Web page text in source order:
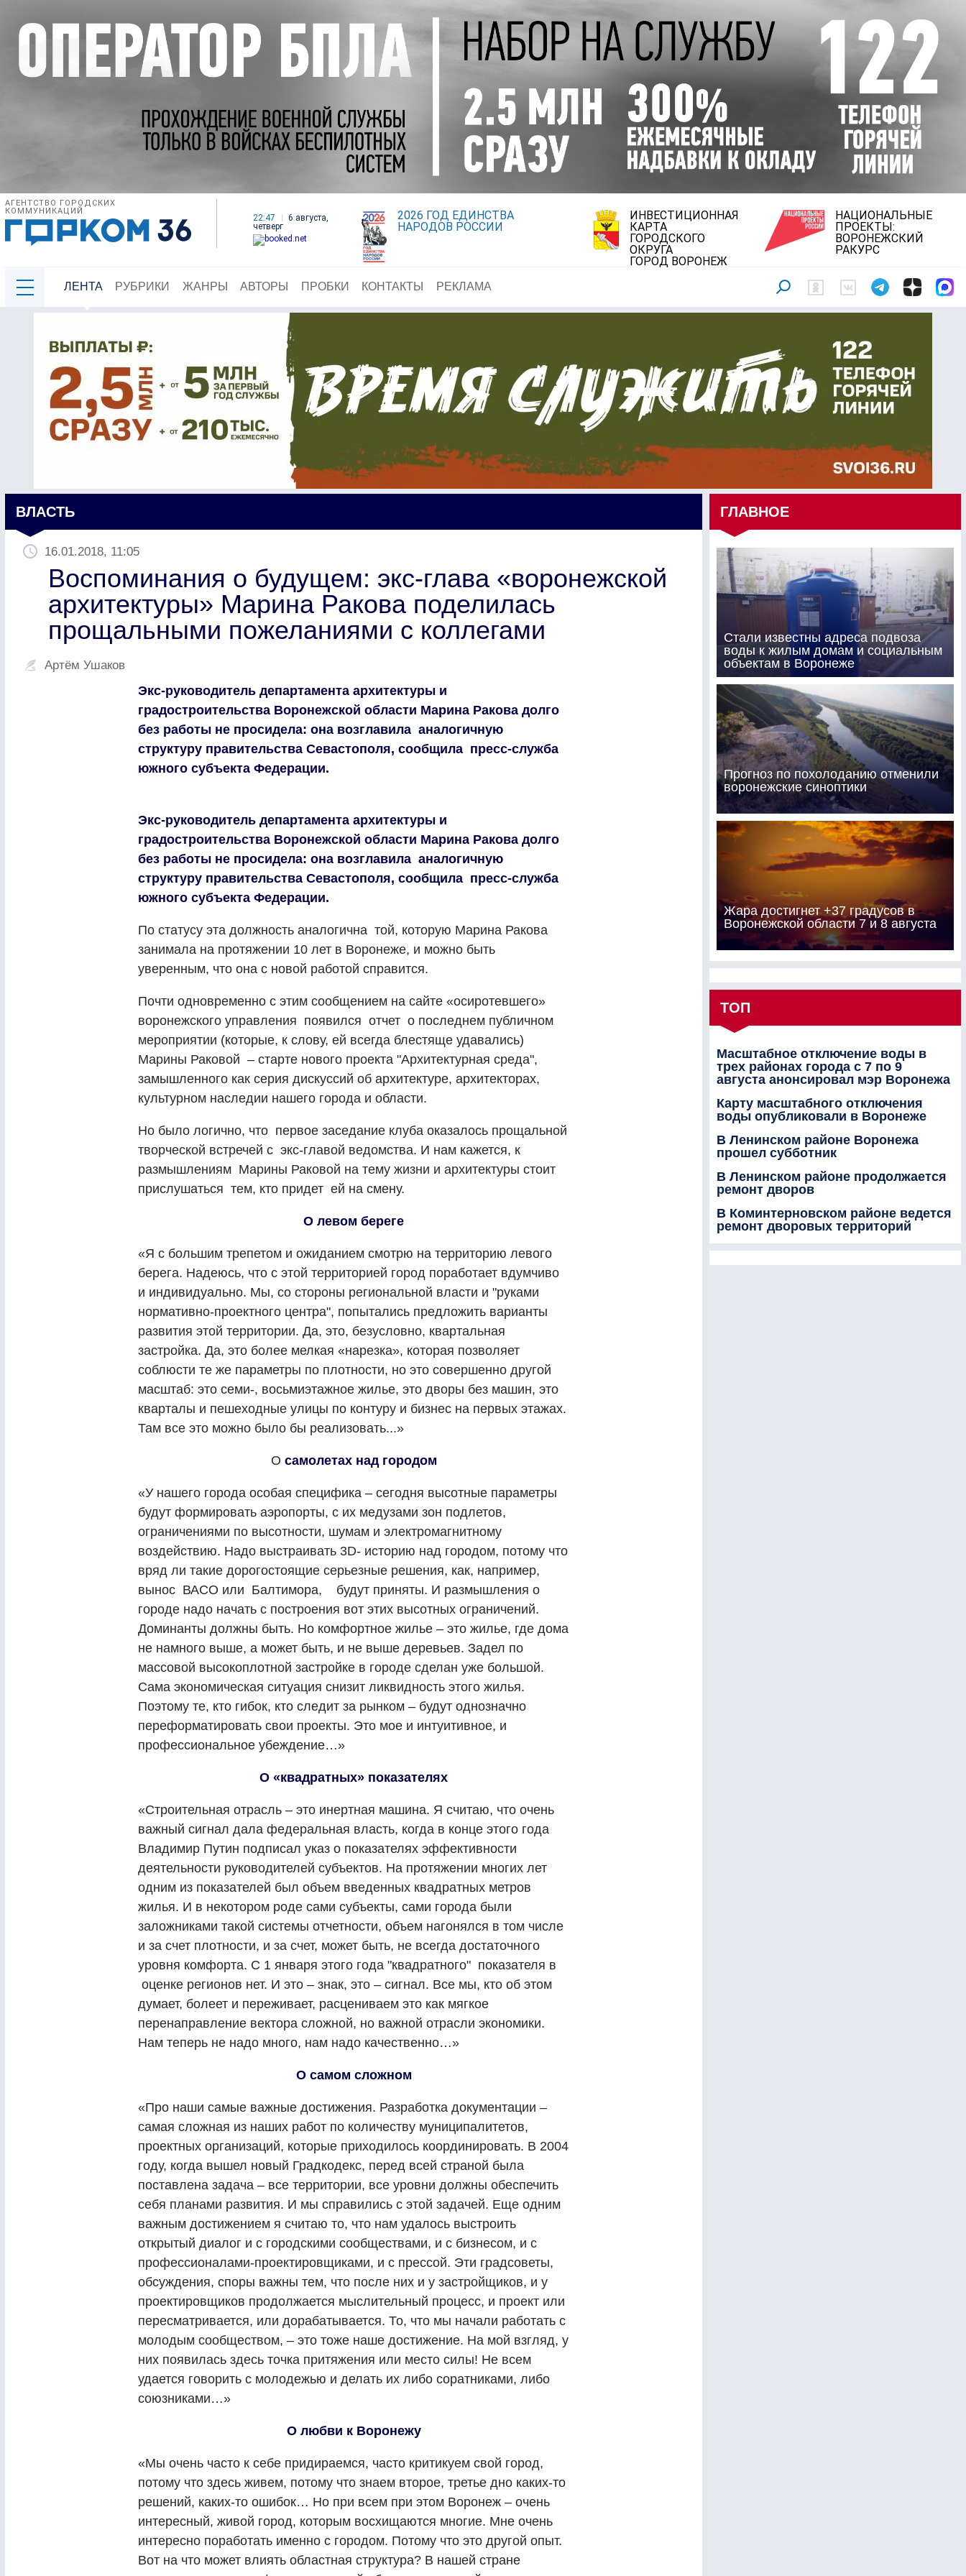
АГЕНТСТВО ГОРОДСКИХ
КОММУНИКАЦИЙ
22:47
6 августа,
четверг
2026 ГОД ЕДИНСТВА
НАРОДОВ РОССИИ
ИНВЕСТИЦИОННАЯ
КАРТА
ГОРОДСКОГО
ОКРУГА
ГОРОД ВОРОНЕЖ
НАЦИОНАЛЬНЫЕ
ПРОЕКТЫ:
ВОРОНЕЖСКИЙ
РАКУРС
ЛЕНТА РУБРИКИ ЖАНРЫ АВТОРЫ ПРОБКИ КОНТАКТЫ РЕКЛАМА
ВЛАСТЬ
16.01.2018, 11:05
Воспоминания о будущем: экс-глава «воронежской
архитектуры» Марина Ракова поделилась
прощальными пожеланиями с коллегами
Артём Ушаков
Экс-руководитель департамента архитектуры и
градостроительства Воронежской области Марина Ракова долго
без работы не просидела: она возглавила аналогичную
структуру правительства Севастополя, сообщила пресс-служба
южного субъекта Федерации.
Экс-руководитель департамента архитектуры и
градостроительства Воронежской области Марина Ракова долго
без работы не просидела: она возглавила аналогичную
структуру правительства Севастополя, сообщила пресс-служба
южного субъекта Федерации.
По статусу эта должность аналогична той, которую Марина Ракова
занимала на протяжении 10 лет в Воронеже, и можно быть
уверенным, что она с новой работой справится.
Почти одновременно с этим сообщением на сайте «осиротевшего»
воронежского управления появился отчет о последнем публичном
мероприятии (которые, к слову, ей всегда блестяще удавались)
Марины Раковой – старте нового проекта "Архитектурная среда",
замышленного как серия дискуссий об архитектуре, архитекторах,
культурном наследии нашего города и области.
Но было логично, что первое заседание клуба оказалось прощальной
творческой встречей с экс-главой ведомства. И нам кажется, к
размышлениям Марины Раковой на тему жизни и архитектуры стоит
прислушаться тем, кто придет ей на смену.
О левом береге
«Я с большим трепетом и ожиданием смотрю на территорию левого
берега. Надеюсь, что с этой территорией город поработает вдумчиво
и индивидуально. Мы, со стороны региональной власти и "руками
нормативно-проектного центра", попытались предложить варианты
развития этой территории. Да, это, безусловно, квартальная
застройка. Да, это более мелкая «нарезка», которая позволяет
соблюсти те же параметры по плотности, но это совершенно другой
масштаб: это семи-, восьмиэтажное жилье, это дворы без машин, это
кварталы и пешеходные улицы по контуру и бизнес на первых этажах.
Там все это можно было бы реализовать...»
О самолетах над городом
«У нашего города особая специфика – сегодня высотные параметры
будут формировать аэропорты, с их медузами зон подлетов,
ограничениями по высотности, шумам и электромагнитному
воздействию. Надо выстраивать 3D- историю над городом, потому что
вряд ли такие дорогостоящие серьезные решения, как, например,
вынос ВАСО или Балтимора, будут приняты. И размышления о
городе надо начать с построения вот этих высотных ограничений.
Доминанты должны быть. Но комфортное жилье – это жилье, где дома
не намного выше, а может быть, и не выше деревьев. Задел по
массовой высокоплотной застройке в городе сделан уже большой.
Сама экономическая ситуация снизит ликвидность этого жилья.
Поэтому те, кто гибок, кто следит за рынком – будут однозначно
переформатировать свои проекты. Это мое и интуитивное, и
профессиональное убеждение…»
О «квадратных» показателях
«Строительная отрасль – это инертная машина. Я считаю, что очень
важный сигнал дала федеральная власть, когда в конце этого года
Владимир Путин подписал указ о показателях эффективности
деятельности руководителей субъектов. На протяжении многих лет
одним из показателей был объем введенных квадратных метров
жилья. И в некотором роде сами субъекты, сами города были
заложниками такой системы отчетности, объем нагонялся в том числе
и за счет плотности, и за счет, может быть, не всегда достаточного
уровня комфорта. С 1 января этого года "квадратного" показателя в
оценке регионов нет. И это – знак, это – сигнал. Все мы, кто об этом
думает, болеет и переживает, расцениваем это как мягкое
перенаправление вектора сложной, но важной отрасли экономики.
Нам теперь не надо много, нам надо качественно…»
О самом сложном
«Про наши самые важные достижения. Разработка документации –
самая сложная из наших работ по количеству муниципалитетов,
проектных организаций, которые приходилось координировать. В 2004
году, когда вышел новый Градкодекс, перед всей страной была
поставлена задача – все территории, все уровни должны обеспечить
себя планами развития. И мы справились с этой задачей. Еще одним
важным достижением я считаю то, что нам удалось выстроить
открытый диалог и с городскими сообществами, и с бизнесом, и с
профессионалами-проектировщиками, и с прессой. Эти градсоветы,
обсуждения, споры важны тем, что после них и у застройщиков, и у
проектировщиков продолжается мыслительный процесс, и проект или
пересматривается, или дорабатывается. То, что мы начали работать с
молодым сообществом, – это тоже наше достижение. На мой взгляд, у
них появилась здесь точка притяжения или место силы! Не всем
удается говорить с молодежью и делать их либо соратниками, либо
союзниками…»
О любви к Воронежу
«Мы очень часто к себе придираемся, часто критикуем свой город,
потому что здесь живем, потому что знаем второе, третье дно каких-то
решений, каких-то ошибок… Но при всем при этом Воронеж – очень
интересный, живой город, которым восхищаются многие. Мне очень
интересно поработать именно с городом. Потому что это другой опыт.
Вот на что может влиять областная структура? В нашей стране
ГЛАВНОЕ
Стали известны адреса подвоза
воды к жилым домам и социальным
объектам в Воронеже
Прогноз по похолоданию отменили
воронежские синоптики
Жара достигнет +37 градусов в
Воронежской области 7 и 8 августа
ТОП
Масштабное отключение воды в
трех районах города с 7 по 9
августа анонсировал мэр Воронежа
Карту масштабного отключения
воды опубликовали в Воронеже
В Ленинском районе Воронежа
прошел субботник
В Ленинском районе продолжается
ремонт дворов
В Коминтерновском районе ведется
ремонт дворовых территорий